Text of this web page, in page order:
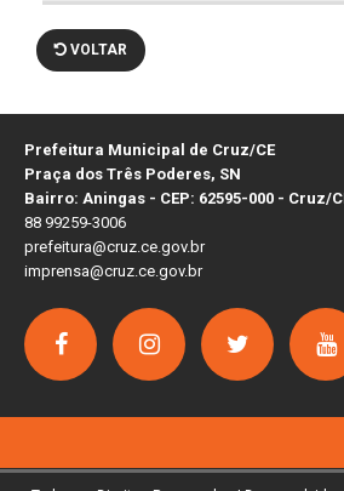
VOLTAR
Prefeitura Municipal de Cruz/CE
Praça dos Três Poderes, SN
Bairro: Aningas - CEP: 62595-000 - Cruz/
88 99259-3006
prefeitura@cruz.ce.gov.br
imprensa@cruz.ce.gov.br